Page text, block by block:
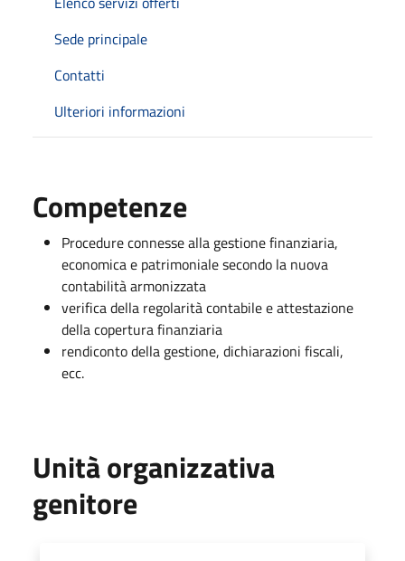
Sede principale
Contatti
Ulteriori informazioni
Competenze
Procedure connesse alla gestione finanziaria,
economica e patrimoniale secondo la nuova
contabilità armonizzata
verifica della regolarità contabile e attestazione
della copertura finanziaria
rendiconto della gestione, dichiarazioni fiscali,
ecc.
Unità organizzativa
genitore